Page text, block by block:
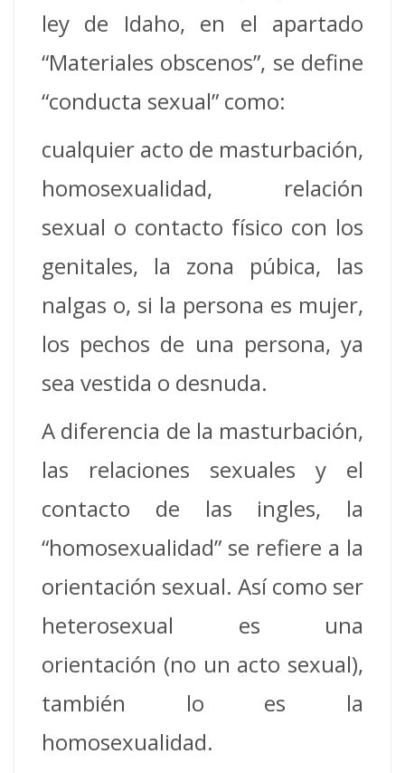
ley de Idaho, en el apartado
“Materiales obscenos”, se define
“conducta sexual” como:
cualquier acto de masturbación,
homosexualidad, relación
sexual o contacto físico con los
genitales, la zona púbica, las
nalgas o, si la persona es mujer,
los pechos de una persona, ya
sea vestida o desnuda.
A diferencia de la masturbación,
las relaciones sexuales y el
contacto de las ingles, la
“homosexualidad” se refiere a la
orientación sexual. Así como ser
heterosexual es una
orientación (no un acto sexual),
también lo es la
homosexualidad.